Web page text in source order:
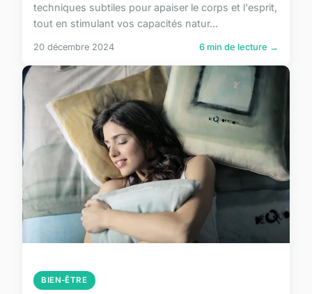
techniques subtiles pour apaiser le corps et l'esprit,
tout en stimulant vos capacités natur...
20 décembre 2024 6 min de lecture →
BIEN-ÊTRE